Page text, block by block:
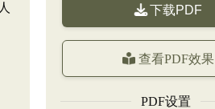
下载PDF
查看PDF效果
PDF设置